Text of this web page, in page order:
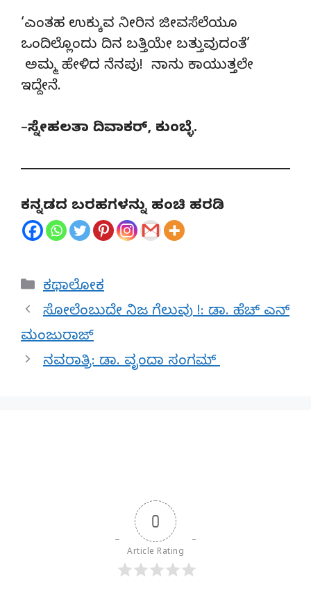
‘ಎಂತಹ ಉಕ್ಕುವ ನೀರಿನ ಜೀವಸೆಲೆಯೂ
ಒಂದಿಲ್ಲೊಂದು ದಿನ ಬತ್ತಿಯೇ ಬತ್ತುವುದಂತೆ’
ಅಮ್ಮ ಹೇಳಿದ ನೆನಪು! ನಾನು ಕಾಯುತ್ತಲೇ
ಇದ್ದೇನೆ.
–ಸ್ನೇಹಲತಾ ದಿವಾಕರ್, ಕುಂಬ್ಳೆ.
ಕನ್ನಡದ ಬರಹಗಳನ್ನು ಹಂಚಿ ಹರಡಿ
Categories
ಕಥಾಲೋಕ
ಸೋಲೆಂಬುದೇ ನಿಜ ಗೆಲುವು !: ಡಾ. ಹೆಚ್ ಎನ್
ಮಂಜುರಾಜ್
ನವರಾತ್ರಿ: ಡಾ. ವೃಂದಾ ಸಂಗಮ್
0
Article Rating